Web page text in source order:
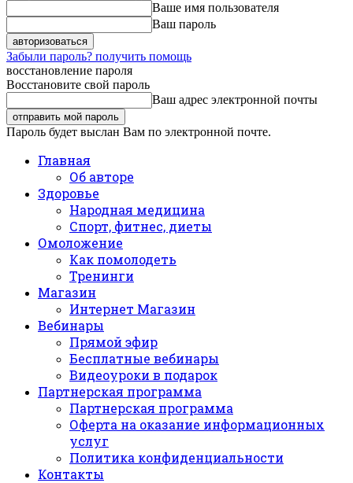
Ваше имя пользователя
Ваш пароль
Забыли пароль? получить помощь
восстановление пароля
Восстановите свой пароль
Ваш адрес электронной почты
Пароль будет выслан Вам по электронной почте.
Главная
Об авторе
Здоровье
Народная медицина
Спорт, фитнес, диеты
Омоложение
Как помолодеть
Тренинги
Магазин
Интернет Магазин
Вебинары
Прямой эфир
Бесплатные вебинары
Видеоуроки в подарок
Партнерская программа
Партнерская программа
Оферта на оказание информационных
услуг
Политика конфиденциальности
Контакты